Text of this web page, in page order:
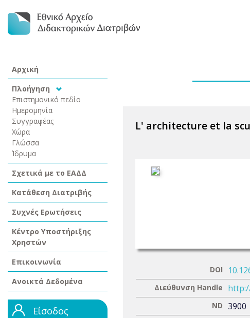
Αρχική
Πλοήγηση
Επιστημονικό πεδίο
Ημερομηνία
Συγγραφέας
Χώρα
Γλώσσα
Ίδρυμα
Σχετικά με το ΕΑΔΔ
Κατάθεση Διατριβής
Συχνές Ερωτήσεις
Κέντρο Υποστήριξης
Χρηστών
Επικοινωνία
Ανοικτά Δεδομένα
Είσοδος
L' architecture et la
DOI
Διεύθυνση Handle
ND 3900